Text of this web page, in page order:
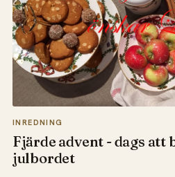
INREDNING
Fjärde advent - dags att
julbordet